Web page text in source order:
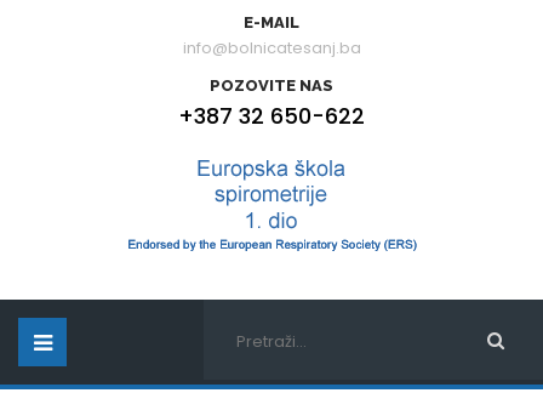
E-MAIL
info@bolnicatesanj.ba
POZOVITE NAS
+387 32 650-622